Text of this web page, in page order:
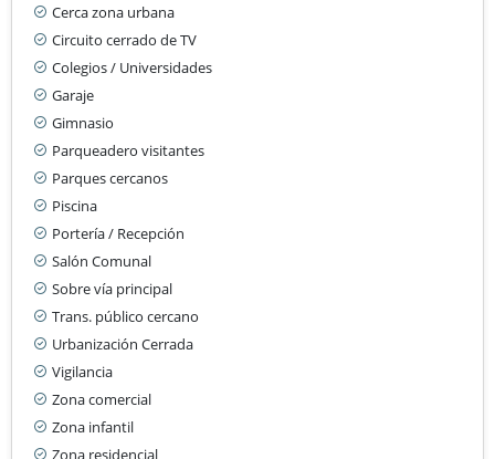
Cerca zona urbana
Circuito cerrado de TV
Colegios / Universidades
Garaje
Gimnasio
Parqueadero visitantes
Parques cercanos
Piscina
Portería / Recepción
Salón Comunal
Sobre vía principal
Trans. público cercano
Urbanización Cerrada
Vigilancia
Zona comercial
Zona infantil
Zona residencial